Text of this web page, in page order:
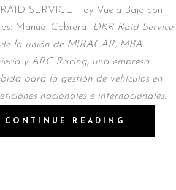
SERVICE Hoy Vuela Bajo con
Manuel Cabrera
DKR Raid Service
la unión de MIRACAR, MBA
y ARC Racing, una empresa
para la gestión de vehículos en
nacionales e internacionales.
CONTINUE READING